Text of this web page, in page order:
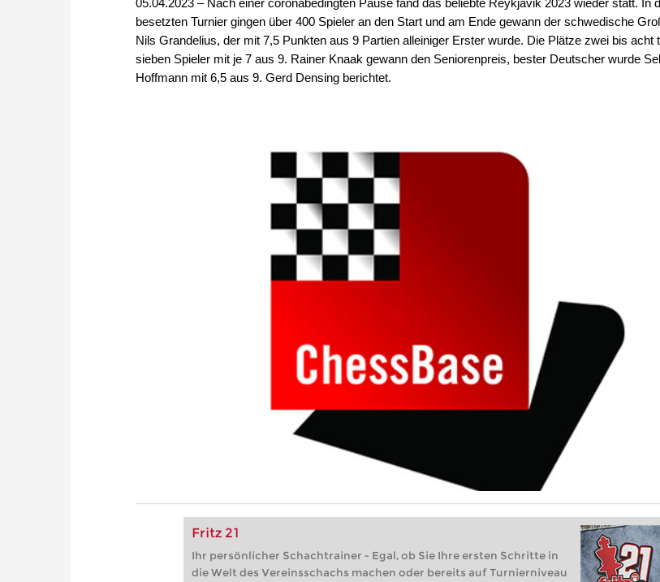
besetzten Turnier gingen über 400 Spieler an den Start und am Ende gewann der schwedische
Nils Grandelius, der mit 7,5 Punkten aus 9 Partien alleiniger Erster wurde. Die Plätze zwei bis acht
sieben Spieler mit je 7 aus 9. Rainer Knaak gewann den Seniorenpreis, bester Deutscher wurde
Hoffmann mit 6,5 aus 9. Gerd Densing berichtet.
Fritz 21
Ihr persönlicher Schachtrainer - Egal, ob Sie Ihre ersten Schritte in
die Welt des Vereinsschachs machen oder bereits auf Turnierniveau